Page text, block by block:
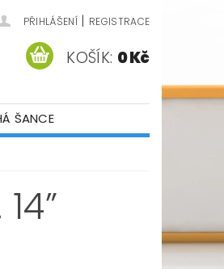
PŘIHLÁŠENÍ | REGISTRACE
KOŠÍK: 0 Kč
ŠANCE